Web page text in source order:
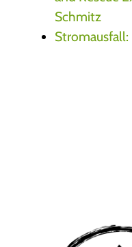
Schmitz
Stromausfall: